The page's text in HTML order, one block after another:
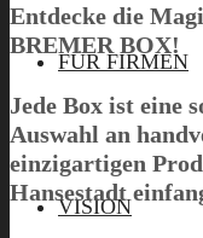
FÜR FIRMEN
VISION
Menü
Entdecke die
BREMER BOX!
Jede Box ist eine
Auswahl an
einzigartigen
Hansestadt